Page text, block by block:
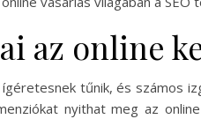
az online
tűnik, és számos
nyithat meg az